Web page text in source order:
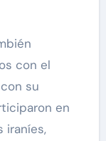
con el
su
en
iraníes,